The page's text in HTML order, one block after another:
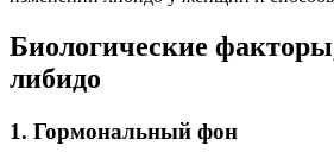
Биологические
либидо
1. Гормональный фон